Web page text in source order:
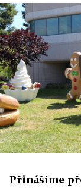
Přinášíme